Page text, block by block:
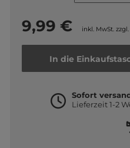
9,99 € inkl. MwSt. zzgl.
In die
Sofort
Lieferzeit 1-2